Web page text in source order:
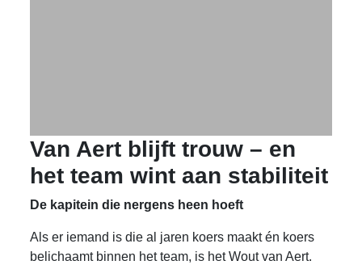
Van Aert blijft trouw – en
het team wint aan stabiliteit
De kapitein die nergens heen hoeft
Als er iemand is die al jaren koers maakt én koers
belichaamt binnen het team, is het Wout van Aert.